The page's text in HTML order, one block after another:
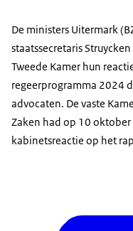
De ministers Uitermark
staatssecretaris
Tweede Kamer hun
regeerprogramma 2024
advocaten. De vaste
Zaken had op 10
kabinetsreactie op het